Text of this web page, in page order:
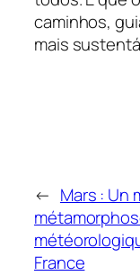
caminhos,
mais
← Mars : Un
France